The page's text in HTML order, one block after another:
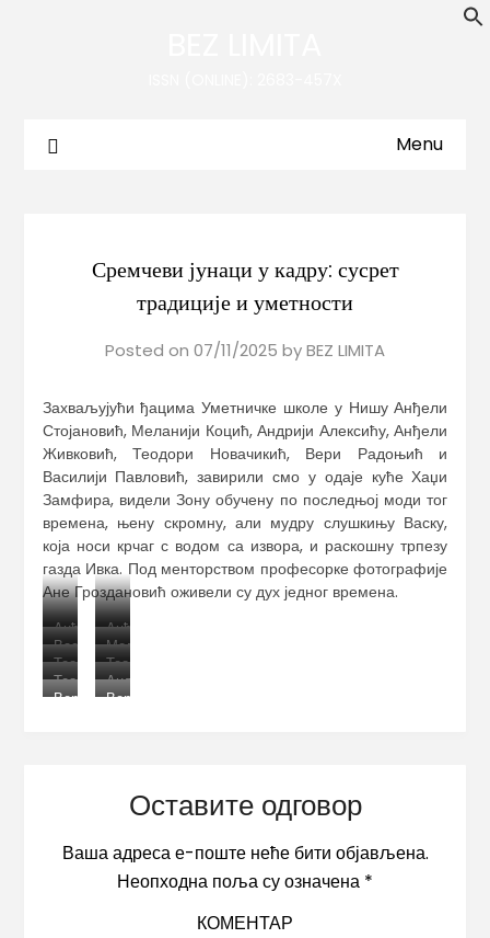
Menu
Сремчеви јунаци у кадру: сусрет
традиције и уметности
Posted on 07/11/2025 byBEZ LIMITA
Захваљујући ђацима Уметничке школе у Нишу Анђели
Стојановић, Меланији Коцић, Андрији Алексићу, Анђели
Живковић, Теодори Новачикић, Вери Радоњић и
Василији Павловић, завирили смо у одаје куће Хаџи
Замфира, видели Зону обучену по последњој моди тог
времена, њену скромну, али мудру слушкињу Васку,
која носи крчаг с водом са извора, и раскошну трпезу
газда Ивка. Под менторством професорке фотографије
Ане Гроздановић оживели су дух једног времена.
Анђела
Стојановић
Анђела
Живковић
Василија
Павловић
Меланија
Коцић
Теодора
Новачикић
Теодора
Новачикић
Теодора
Новачикић
Андрија
Алексић
Вера
Вера
Оставите одговор
Ваша адреса е-поште неће бити објављена.
Неопходна поља су означена *
КОМЕНТАР